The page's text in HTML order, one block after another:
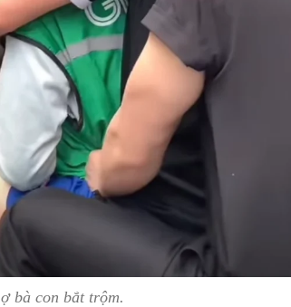
bà con bắt trộm.